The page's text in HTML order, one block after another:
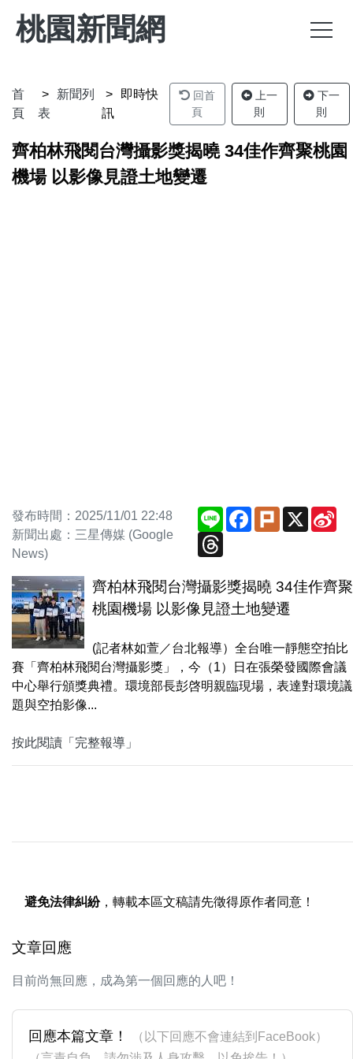
桃園新聞網
首
頁
新聞列
表
即時快
訊
回首
頁
上一
則
下一
則
齊柏林飛閱台灣攝影獎揭曉 34佳作齊聚桃園
機場 以影像見證土地變遷
發布時間：2025/11/01 22:48
新聞出處：三星傳媒 (Google
News)
Line Facebook
Plurk X
齊柏林飛閱台灣攝影獎揭曉 34佳作齊聚
桃園機場 以影像見證土地變遷
(記者林如萱／台北報導）全台唯一靜態空拍比
賽「齊柏林飛閱台灣攝影獎」，今（1）日在張榮發國際會議
中心舉行頒獎典禮。環境部長彭啓明親臨現場，表達對環境議
題與空拍影像...
按此閱讀「完整報導」
避免法律糾紛，轉載本區文稿請先徵得原作者同意！
文章回應
目前尚無回應，成為第一個回應的人吧！
回應本篇文章！
（以下回應不會連結到FaceBook）